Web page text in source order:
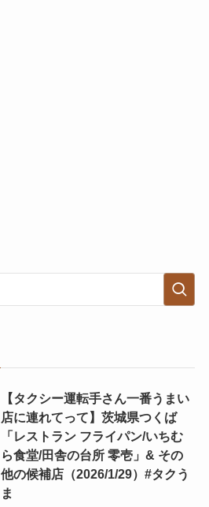
【タクシー運転手さん一番うまい
店に連れてって】茨城県つくば
「レストラン フライパン/いちむ
ら食堂/田舎の台所 零壱」& その
他の候補店（2026/1/29）#タクう
ま